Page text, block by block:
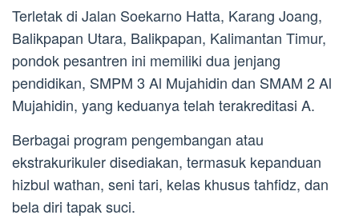
Terletak di Jalan Soekarno Hatta, Karang Joang,
Balikpapan Utara, Balikpapan, Kalimantan Timur,
pondok pesantren ini memiliki dua jenjang
pendidikan, SMPM 3 Al Mujahidin dan SMAM 2 Al
Mujahidin, yang keduanya telah terakreditasi A.
Berbagai program pengembangan atau
ekstrakurikuler disediakan, termasuk kepanduan
hizbul wathan, seni tari, kelas khusus tahfidz, dan
bela diri tapak suci.